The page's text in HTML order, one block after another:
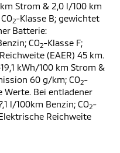
Strom & 2,0 l/100 km
2-Klasse B; gewichtet
Batterie:
CO2-Klasse F;
(EAER) 45 km.
kWh/100 km Strom &
60 g/km; CO2-
Bei entladener
l/100km Benzin; CO2-
Reichweite